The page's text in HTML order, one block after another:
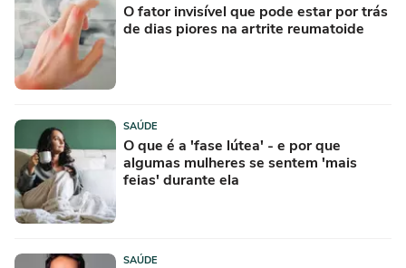
O fator invisível que pode estar por trás
de dias piores na artrite reumatoide
SAÚDE
O que é a 'fase lútea' - e por que
algumas mulheres se sentem 'mais
feias' durante ela
SAÚDE